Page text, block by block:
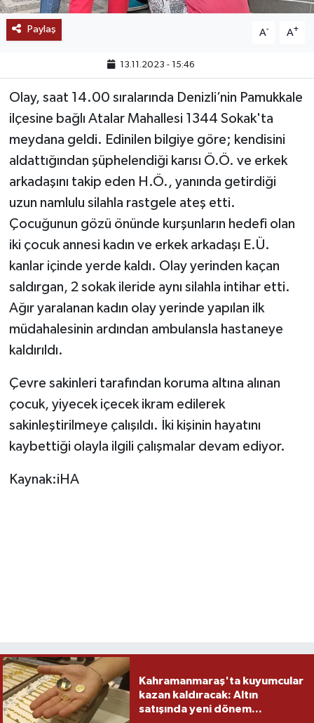
Paylaş A- A+
13.11.2023 - 15:46
Olay, saat 14.00 sıralarında Denizli’nin Pamukkale
ilçesine bağlı Atalar Mahallesi 1344 Sokak'ta
meydana geldi. Edinilen bilgiye göre; kendisini
aldattığından şüphelendiği karısı Ö.Ö. ve erkek
arkadaşını takip eden H.Ö., yanında getirdiği
uzun namlulu silahla rastgele ateş etti.
Çocuğunun gözü önünde kurşunların hedefi olan
iki çocuk annesi kadın ve erkek arkadaşı E.Ü.
kanlar içinde yerde kaldı. Olay yerinden kaçan
saldırgan, 2 sokak ileride aynı silahla intihar etti.
Ağır yaralanan kadın olay yerinde yapılan ilk
müdahalesinin ardından ambulansla hastaneye
kaldırıldı.
Çevre sakinleri tarafından koruma altına alınan
çocuk, yiyecek içecek ikram edilerek
sakinleştirilmeye çalışıldı. İki kişinin hayatını
kaybettiği olayla ilgili çalışmalar devam ediyor.
Kaynak:iHA
Kahramanmaraş'ta kuyumcular
kazan kaldıracak: Altın
satışında yeni dönem...
POPÜLER
TREND
MEDYA
TEKNOLOJİ
YAŞAM
KÜLTÜR SANAT